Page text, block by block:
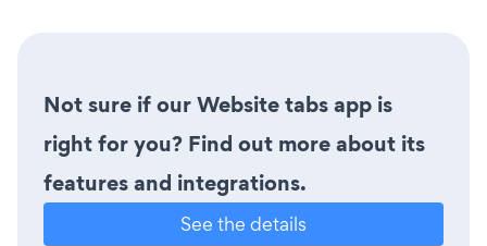
Not sure if our Website tabs app is
right for you? Find out more about its
features and integrations.
See the details